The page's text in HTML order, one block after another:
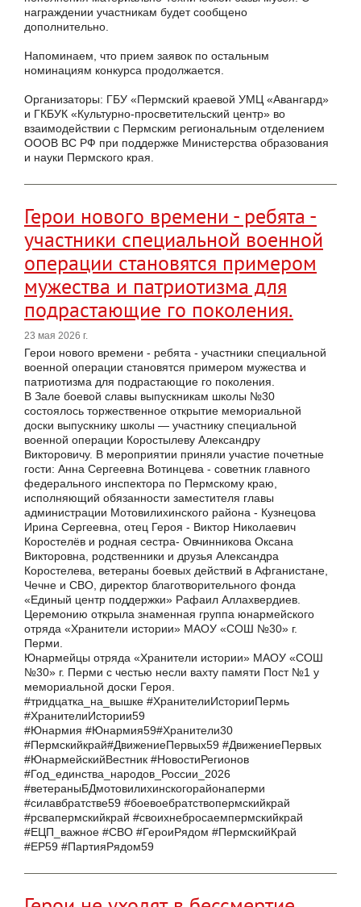
награждении участникам будет сообщено
дополнительно.
Напоминаем, что прием заявок по остальным
номинациям конкурса продолжается.
Организаторы: ГБУ «Пермский краевой УМЦ «Авангард»
и ГКБУК «Культурно-просветительский центр» во
взаимодействии с Пермским региональным отделением
ОООВ ВС РФ при поддержке Министерства образования
и науки Пермского края.
Герои нового времени - ребята -
участники специальной военной
операции становятся примером
мужества и патриотизма для
подрастающие го поколения.
23 мая 2026 г.
Герои нового времени - ребята - участники специальной
военной операции становятся примером мужества и
патриотизма для подрастающие го поколения.
В Зале боевой славы выпускникам школы №30
состоялось торжественное открытие мемориальной
доски выпускнику школы — участнику специальной
военной операции Коростылеву Александру
Викторовичу. В мероприятии приняли участие почетные
гости: Анна Сергеевна Вотинцева - советник главного
федерального инспектора по Пермскому краю,
исполняющий обязанности заместителя главы
администрации Мотовилихинского района - Кузнецова
Ирина Сергеевна, отец Героя - Виктор Николаевич
Коростелёв и родная сестра- Овчинникова Оксана
Викторовна, родственники и друзья Александра
Коростелева, ветераны боевых действий в Афганистане,
Чечне и СВО, директор благотворительного фонда
«Единый центр поддержки» Рафаил Аллахвердиев.
Церемонию открыла знаменная группа юнармейского
отряда «Хранители истории» МАОУ «СОШ №30» г.
Перми.
Юнармейцы отряда «Хранители истории» МАОУ «СОШ
№30» г. Перми с честью несли вахту памяти Пост №1 у
мемориальной доски Героя.
#тридцатка_на_вышке #ХранителиИсторииПермь
#ХранителиИстории59
#Юнармия #Юнармия59#Хранители30
#Пермскийкрай#ДвижениеПервых59 #ДвижениеПервых
#ЮнармейскийВестник #НовостиРегионов
#Год_единства_народов_России_2026
#ветераныБДмотовилихинскогорайонаперми
#силавбратстве59 #боевоебратствопермскийкрай
#рсвапермскийкрай #своихнебросаемпермскийкрай
#ЕЦП_важное #СВО #ГероиРядом #ПермскийКрай
#ЕР59 #ПартияРядом59